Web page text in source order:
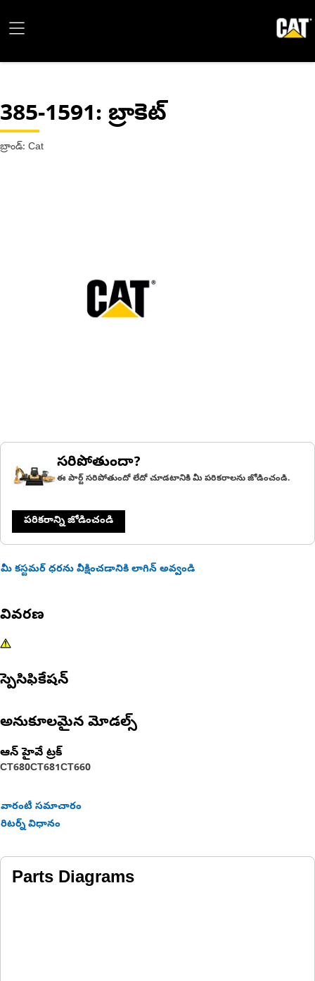
385-1591: బ్రాకెట్
బ్రాండ్: Cat
సరిపోతుందా?
ఈ పార్ట్ సరిపోతుందో లేదో చూడటానికి మీ పరికరాలను జోడించండి.
పరికరాన్ని జోడించండి
మీ కస్టమర్ ధరను వీక్షించడానికి లాగిన్ అవ్వండి
వివరణ
స్పెసిఫికేషన్
అనుకూలమైన మోడల్స్
ఆన్ హైవే ట్రక్
CT680CT681CT660
వారంటీ సమాచారం
రిటర్న్ విధానం
Parts Diagrams